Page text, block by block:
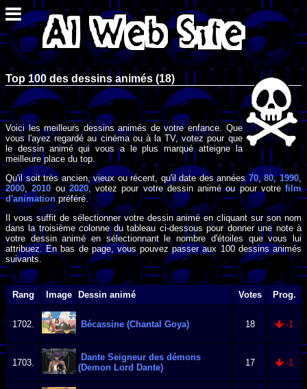
Top 100 des dessins animés (18)
Voici les meilleurs dessins animés de votre enfance. Que
vous l'ayez regardé au cinéma ou à la TV, votez pour que
le dessin animé qui vous a le plus marqué atteigne la
meilleure place du top.
Qu'il soit très ancien, vieux ou récent, qu'il date des années 70,80,1990,
2000,2010 ou2020, votez pour votre dessin animé ou pour votre film
d'animation préféré.
Il vous suffit de sélectionner votre dessin animé en cliquant sur son nom
dans la troisième colonne du tableau ci-dessous pour donner une note à
votre dessin animé en sélectionnant le nombre d'étoiles que vous lui
attribuez. En bas de page, vous pouvez passer aux 100 dessins animés
suivants.
Rang Image Dessin animé Votes Prog.
1702. Bécassine (Chantal Goya) 18 -1
1703.
Dante Seigneur des démons
(Demon Lord Dante)
17 -1